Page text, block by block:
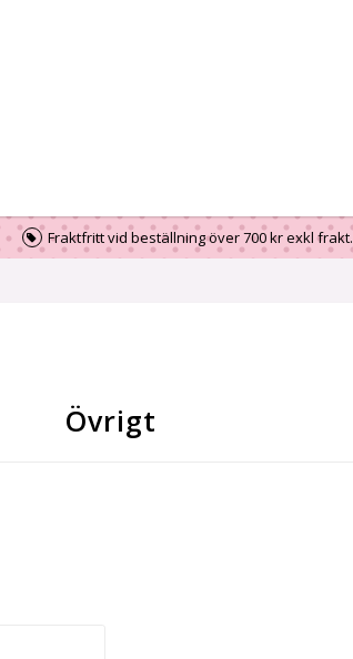
Fraktfritt vid beställning över 700 kr exkl frakt.
Övrigt